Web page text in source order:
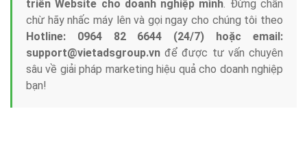
triển Website cho doanh nghiệp mình. Đừng chần
chừ hãy nhấc máy lên và gọi ngay cho chúng tôi theo
Hotline: 0964 82 6644 (24/7) hoặc email:
support@vietadsgroup.vn để được tư vấn chuyên
sâu về giải pháp marketing hiệu quả cho doanh nghiệp
bạn!